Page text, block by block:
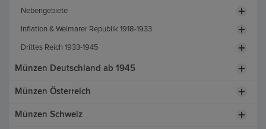
Nebengebiete
Inflation & Weimarer Republik 1918-1933
Drittes Reich 1933-1945
Münzen Deutschland ab 1945
Münzen Österreich
Münzen Schweiz